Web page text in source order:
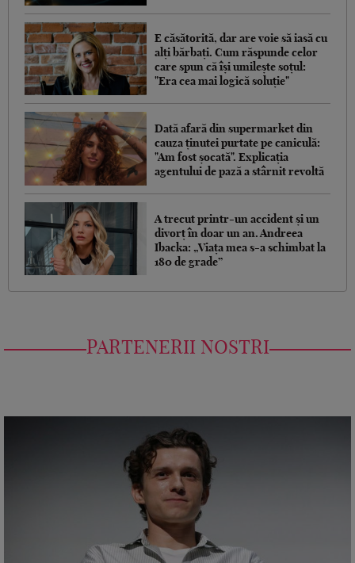
E căsătorită, dar are voie să iasă cu
alți bărbați. Cum răspunde celor
care spun că își umilește soțul:
"Era cea mai logică soluție"
Dată afară din supermarket din
cauza ținutei purtate pe caniculă:
"Am fost șocată". Explicația
agentului de pază a stârnit revoltă
A trecut printr-un accident și un
divorț în doar un an. Andreea
Ibacka: „Viața mea s-a schimbat la
180 de grade”
PARTENERII NOSTRI